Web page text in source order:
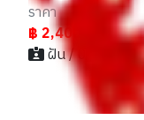
ราคา
฿ 2,400,000
ฝัน /